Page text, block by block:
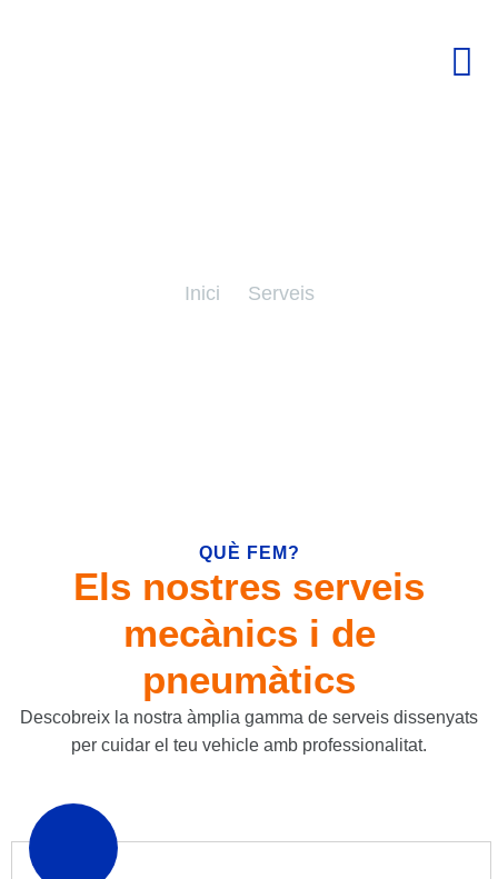
Inici Serveis
QUÈ FEM?
Els nostres serveis
mecànics i de
pneumàtics
Descobreix la nostra àmplia gamma de serveis dissenyats
per cuidar el teu vehicle amb professionalitat.